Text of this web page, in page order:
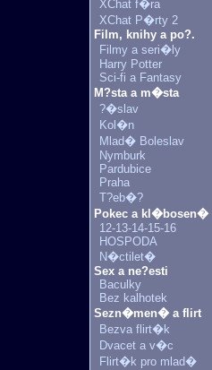
XChat f�ra
XChat P�rty 2
Film, knihy a po?.
Filmy a seri�ly
Harry Potter
Sci-fi a Fantasy
M?sta a m�sta
?�slav
Kol�n
Mlad� Boleslav
Nymburk
Pardubice
Praha
T?eb�?
Pokec a kl�bosen�
12-13-14-15-16
HOSPODA
N�ctilet�
Sex a ne?esti
Baculky
Bez kalhotek
Sezn�men� a flirt
Bezva flirt�k
Dvacet a v�c
Flirt�k pro mlad�